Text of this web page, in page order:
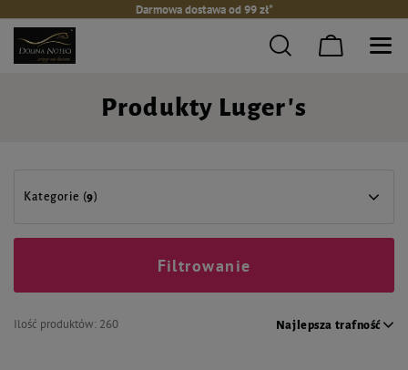
Darmowa dostawa od 99 zł*
Produkty Luger's
Kategorie (9)
Ilość produktów: 260 Najlepsza trafność
Filtrowanie